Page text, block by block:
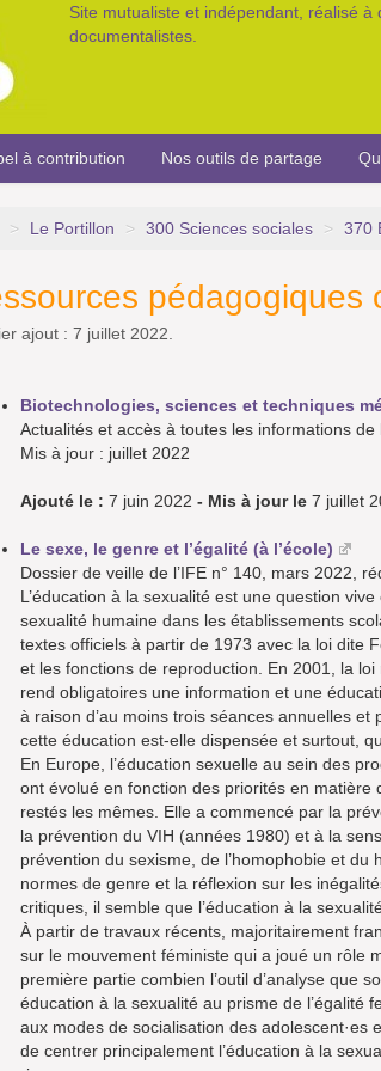
Site mutualiste et indépendant, réalisé
documentalistes.
à contribution Nos outils de partage
> Le Portillon > 300 Sciences sociales > 370
pédagogiques
ajout : 7 juillet 2022.
Biotechnologies, sciences et techniques
Actualités et accès à toutes les informations de
Mis à jour : juillet 2022
Ajouté le : 7 juin 2022 - Mis à jour le 7 juillet
Le sexe, le genre et l’égalité (à l’école)
Dossier de veille de l’IFE n° 140, mars 2022,
L’éducation à la sexualité est une question
sexualité humaine dans les établissements
textes officiels à partir de 1973 avec la loi dite
et les fonctions de reproduction. En 2001, la
rend obligatoires une information et une
à raison d’au moins trois séances annuelles
cette éducation est-elle dispensée et surtout,
En Europe, l’éducation sexuelle au sein des
ont évolué en fonction des priorités en matière
restés les mêmes. Elle a commencé par la
la prévention du VIH (années 1980) et à la
prévention du sexisme, de l’homophobie et du
normes de genre et la réflexion sur les
critiques, il semble que l’éducation à la
À partir de travaux récents, majoritairement
sur le mouvement féministe qui a joué un rôle
première partie combien l’outil d’analyse que
éducation à la sexualité au prisme de l’égalité
aux modes de socialisation des
de centrer principalement l’éducation à la